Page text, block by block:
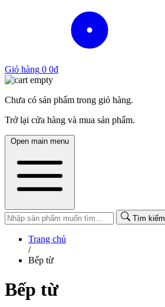
Giỏ hàng 0 0₫
Chưa có sản phẩm trong giỏ hàng.
Trở lại cửa hàng và mua sản phẩm.
Open main menu
Tìm kiếm
Trang chủ
/
Bếp từ
Bếp từ